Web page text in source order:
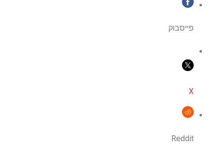
פייסבוק
X
Reddit